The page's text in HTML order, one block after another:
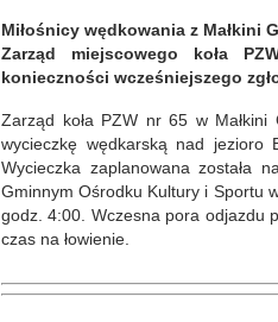
Miłośnicy wędkowania z Małkini
Zarząd miejscowego koła
konieczności wcześniejszego
Zarząd koła PZW nr 65 w Małkini
wycieczkę wędkarską nad jezioro
Wycieczka zaplanowana została
Gminnym Ośrodku Kultury i Sportu
godz. 4:00. Wczesna pora odjazdu
czas na łowienie.